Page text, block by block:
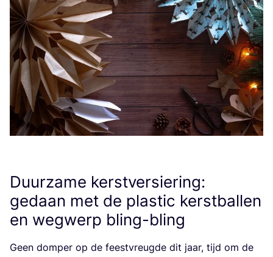
Duurzame kerstversiering:
gedaan met de plastic kerstballen
en wegwerp bling-bling
Geen dom­per op de feest­vreug­de dit jaar, tijd om de